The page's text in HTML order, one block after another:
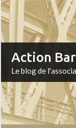
Action
Le blog de